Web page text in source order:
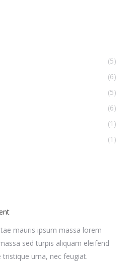
(5)
(6)
(5)
(6)
(1)
(1)
mauris ipsum massa lorem
sed turpis aliquam eleifend
tristique urna, nec feugiat.